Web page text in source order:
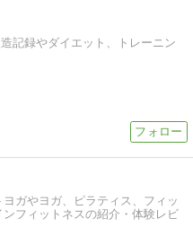
記録やダイエット、トレーニン
ガやヨガ、ピラティス、フィッ
ンフィットネスの紹介・体験レビ